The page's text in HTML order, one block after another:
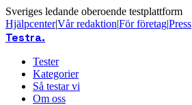
Sveriges ledande oberoende testplattform
Hjälpcenter|Vår redaktion|För företag|Press
Testra.
Tester
Kategorier
Så testar vi
Om oss